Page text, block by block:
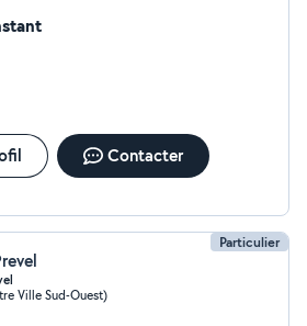
Contacter
Particulier
Ville Sud-Ouest)